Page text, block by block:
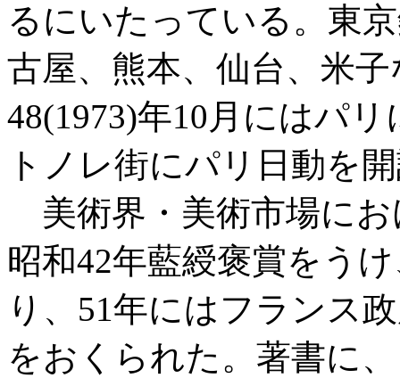
るにいたっている。東
古屋、熊本、仙台、米
48(1973)年10月にはパ
トノレ街にパリ日動を
美術界・美術市場に
昭和42年藍綬褒賞をう
り、51年にはフランス
をおくられた。著書に